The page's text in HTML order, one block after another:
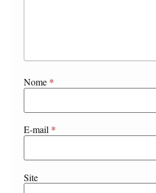
Nome *
E-mail *
Site